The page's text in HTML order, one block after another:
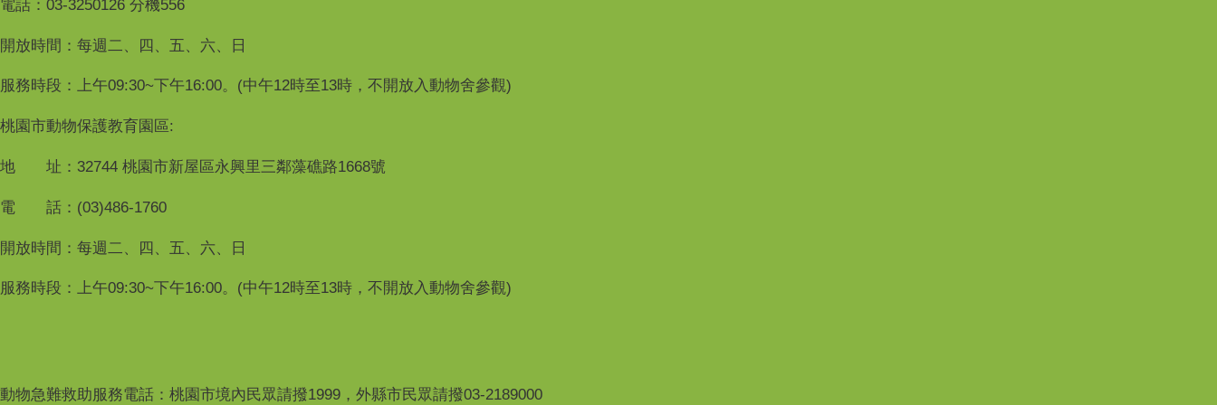
電話：03-3250126 分機556
開放時間：每週二、四、五、六、日
服務時段：上午09:30~下午16:00。(中午12時至13時，不開放入動物舍參觀)
桃園市動物保護教育園區:
地 址：32744 桃園市新屋區永興里三鄰藻礁路1668號
電 話：(03)486-1760
開放時間：每週二、四、五、六、日
服務時段：上午09:30~下午16:00。(中午12時至13時，不開放入動物舍參觀)
動物急難救助服務電話：桃園市境內民眾請撥1999，外縣市民眾請撥03-2189000